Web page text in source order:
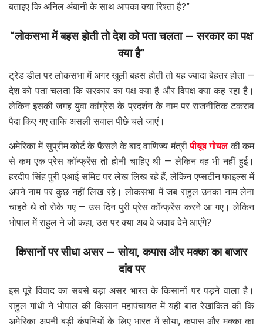
बताइए कि अनिल अंबानी के साथ आपका क्या रिश्ता है?”
“लोकसभा में बहस होती तो देश को पता चलता — सरकार का पक्ष
क्या है”
ट्रेड डील पर लोकसभा में अगर खुली बहस होती तो यह ज्यादा बेहतर होता —
देश को पता चलता कि सरकार का पक्ष क्या है और विपक्ष क्या कह रहा है।
लेकिन इसकी जगह युवा कांग्रेस के प्रदर्शन के नाम पर राजनीतिक टकराव
पैदा किए गए ताकि असली सवाल पीछे चले जाएं।
अमेरिका में सुप्रीम कोर्ट के फैसले के बाद वाणिज्य मंत्रीपीयूष गोयलकी कम
से कम एक प्रेस कॉन्फ्रेंस तो होनी चाहिए थी — लेकिन वह भी नहीं हुई।
हरदीप सिंह पुरी एआई समिट पर लेख लिख रहे हैं, लेकिन एप्सटीन फाइल्स में
अपने नाम पर कुछ नहीं लिख रहे। लोकसभा में जब राहुल उनका नाम लेना
चाहते थे तो रोके गए — उस दिन पुरी प्रेस कॉन्फ्रेंस करने आ गए। लेकिन
भोपाल में राहुल ने जो कहा, उस पर क्या अब वे जवाब देने आएंगे?
किसानों पर सीधा असर — सोया, कपास और मक्का का बाजार
दांव पर
इस पूरे विवाद का सबसे बड़ा असर भारत के किसानों पर पड़ने वाला है।
राहुल गांधी ने भोपाल की किसान महापंचायत में यही बात रेखांकित की कि
अमेरिका अपनी बड़ी कंपनियों के लिए भारत में सोया, कपास और मक्का का